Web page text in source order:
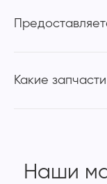
Какие
Наши